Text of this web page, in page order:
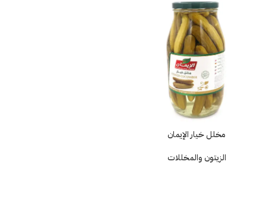
مخلل خيار الإيمان
الزيتون والمخللات